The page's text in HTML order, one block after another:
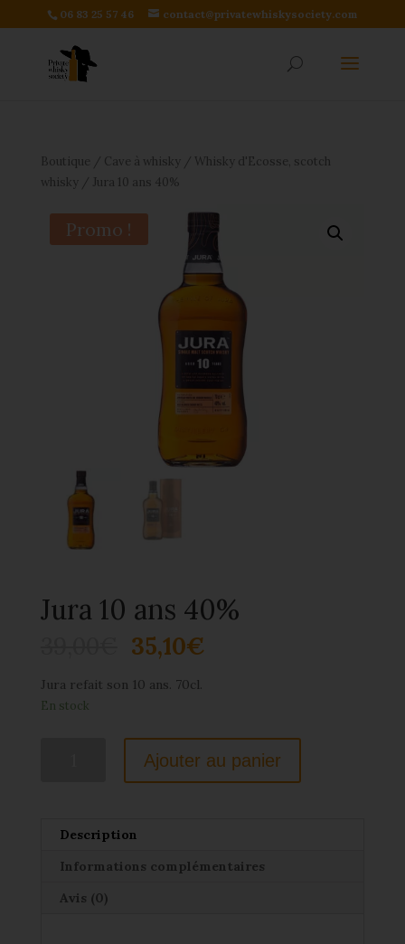
06 83 25 57 46 contact@privatewhiskysociety.com
Boutique / Cave à whisky/ Whisky d'Ecosse, scotch
whisky/ Jura 10 ans 40%
Promo !
Jura 10 ans 40%
35,10€
Jura refait son 10 ans. 70cl.
En stock
Ajouter au panier
Description
Informations complémentaires
Avis (0)